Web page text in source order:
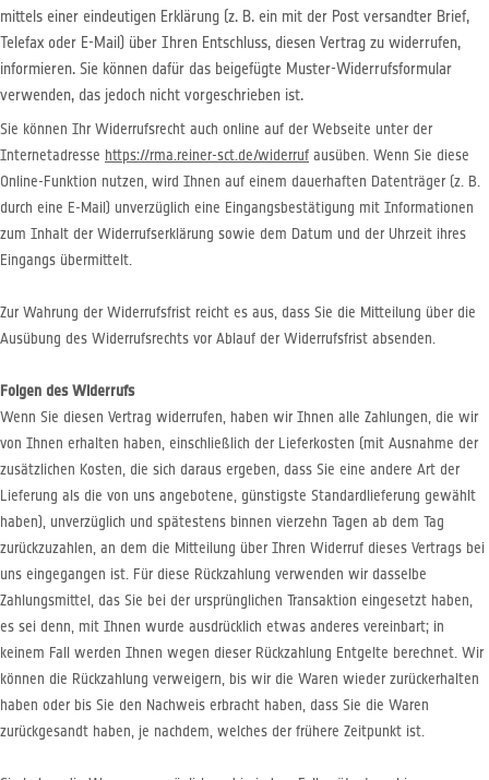
mittels einer eindeutigen Erklärung (z. B. ein mit der Post versandter Brief,
Telefax oder E-Mail) über Ihren Entschluss, diesen Vertrag zu widerrufen,
informieren. Sie können dafür das beigefügte Muster-Widerrufsformular
verwenden, das jedoch nicht vorgeschrieben ist.
Sie können Ihr Widerrufsrecht auch online auf der Webseite unter der
Internetadresse https://rma.reiner-sct.de/widerruf ausüben. Wenn Sie diese
Online-Funktion nutzen, wird Ihnen auf einem dauerhaften Datenträger (z. B.
durch eine E-Mail) unverzüglich eine Eingangsbestätigung mit Informationen
zum Inhalt der Widerrufserklärung sowie dem Datum und der Uhrzeit ihres
Eingangs übermittelt.
Zur Wahrung der Widerrufsfrist reicht es aus, dass Sie die Mitteilung über die
Ausübung des Widerrufsrechts vor Ablauf der Widerrufsfrist absenden.
Folgen des Widerrufs
Wenn Sie diesen Vertrag widerrufen, haben wir Ihnen alle Zahlungen, die wir
von Ihnen erhalten haben, einschließlich der Lieferkosten (mit Ausnahme der
zusätzlichen Kosten, die sich daraus ergeben, dass Sie eine andere Art der
Lieferung als die von uns angebotene, günstigste Standardlieferung gewählt
haben), unverzüglich und spätestens binnen vierzehn Tagen ab dem Tag
zurückzuzahlen, an dem die Mitteilung über Ihren Widerruf dieses Vertrags bei
uns eingegangen ist. Für diese Rückzahlung verwenden wir dasselbe
Zahlungsmittel, das Sie bei der ursprünglichen Transaktion eingesetzt haben,
es sei denn, mit Ihnen wurde ausdrücklich etwas anderes vereinbart; in
keinem Fall werden Ihnen wegen dieser Rückzahlung Entgelte berechnet. Wir
können die Rückzahlung verweigern, bis wir die Waren wieder zurückerhalten
haben oder bis Sie den Nachweis erbracht haben, dass Sie die Waren
zurückgesandt haben, je nachdem, welches der frühere Zeitpunkt ist.